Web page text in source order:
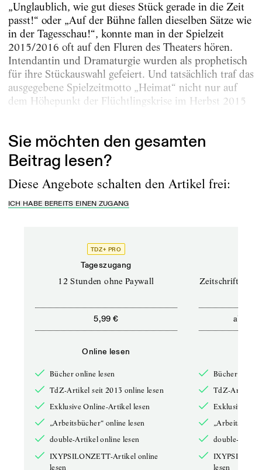
„Unglaublich, wie gut dieses Stück gerade in die Zeit
passt!“ oder „Auf der Bühne fallen dieselben Sätze wie
in der Tagesschau!“, konnte man in der Spielzeit
2015/2016 oft auf den Fluren des Theaters hören.
Intendantin und Dramaturgie wurden als prophetisch
für ihre Stückauswahl gefeiert. Und tatsächlich traf das
ausgegebene Spielzeitmotto „Heimat“ nicht nur auf
dem Höhepunkt der Flüchtlingskrise im Herbst 2015
Sie möchten den gesamten
Beitrag lesen?
Diese Angebote schalten den Artikel frei:
ICH HABE BEREITS EINEN ZUGANG
TDZ+ PRO
Tageszugang
12 Stunden ohne Paywall
5,99 €
Online lesen
Bücher online lesen
TdZ-Artikel seit 2013 online lesen
Exklusive Online-Artikel lesen
„Arbeitsbücher“ online lesen
double-Artikel online lesen
IXYPSILONZETT-Artikel online
lesen
Zeitschriften
ab
Bücher online
TdZ-Artikel
Exklusive
double-
lesen